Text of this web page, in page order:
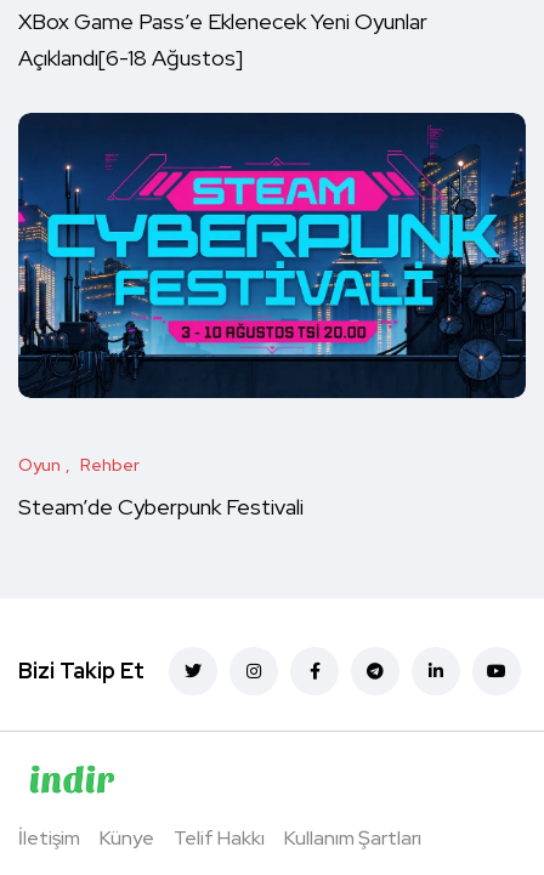
XBox Game Pass’e Eklenecek Yeni Oyunlar
Açıklandı[6-18 Ağustos]
Oyun Rehber
Steam’de Cyberpunk Festivali
Bizi Takip Et
İletişim Künye Telif Hakkı
Kullanım Şartları